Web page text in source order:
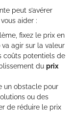
peut s’avérer
aider :
fixez le prix en
va agir sur la valeur
coûts potentiels de
du prix
un obstacle pour
ou des
de réduire le prix